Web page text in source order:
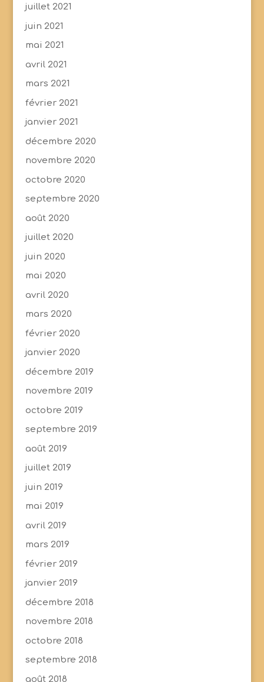
juillet 2021
juin 2021
mai 2021
avril 2021
mars 2021
février 2021
janvier 2021
décembre 2020
novembre 2020
octobre 2020
septembre 2020
août 2020
juillet 2020
juin 2020
mai 2020
avril 2020
mars 2020
février 2020
janvier 2020
décembre 2019
novembre 2019
octobre 2019
septembre 2019
août 2019
juillet 2019
juin 2019
mai 2019
avril 2019
mars 2019
février 2019
janvier 2019
décembre 2018
novembre 2018
octobre 2018
septembre 2018
août 2018